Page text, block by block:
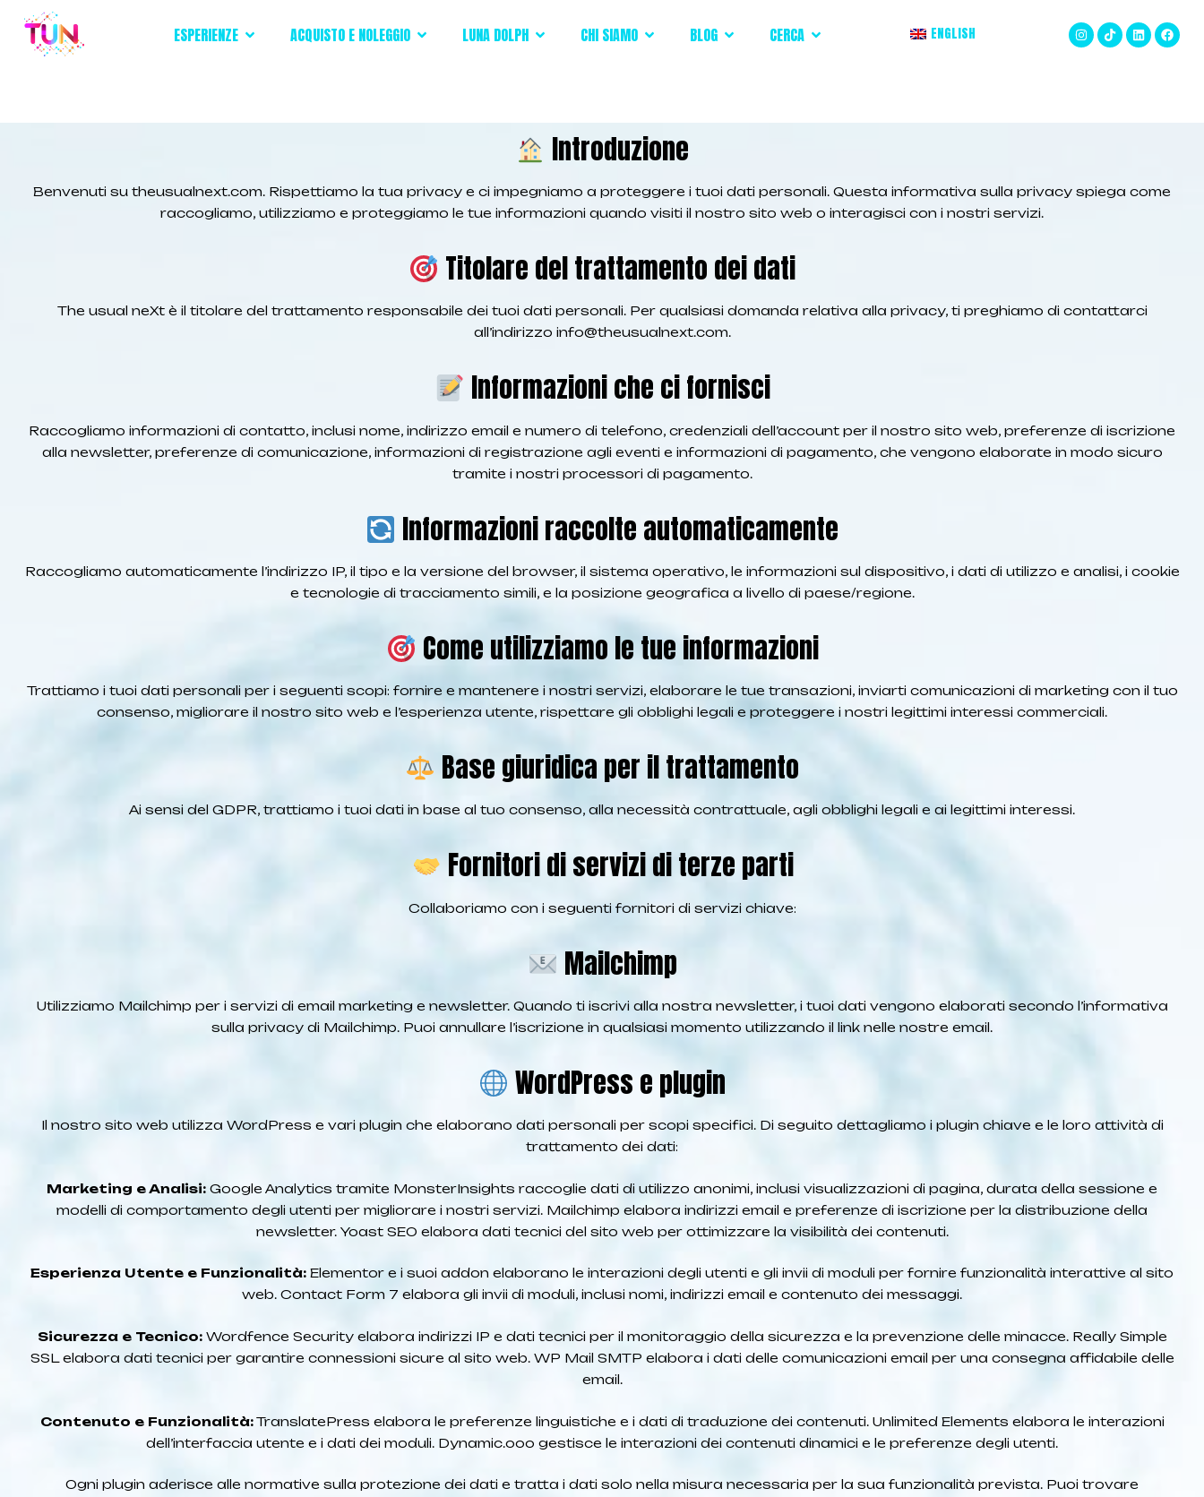
ESPERIENZE ACQUISTO E NOLEGGIO LUNA DOLPH CHI SIAMO BLOG CERCA ENGLISH
Introduzione
Benvenuti su theusualnext.com. Rispettiamo la tua privacy e ci impegniamo a proteggere i tuoi dati personali. Questa informativa sulla privacy spiega come
raccogliamo, utilizziamo e proteggiamo le tue informazioni quando visiti il nostro sito web o interagisci con i nostri servizi.
Titolare del trattamento dei dati
The usual neXt è il titolare del trattamento responsabile dei tuoi dati personali. Per qualsiasi domanda relativa alla privacy, ti preghiamo di contattarci
all’indirizzo info@theusualnext.com.
Informazioni che ci fornisci
Raccogliamo informazioni di contatto, inclusi nome, indirizzo email e numero di telefono, credenziali dell’account per il nostro sito web, preferenze di iscrizione
alla newsletter, preferenze di comunicazione, informazioni di registrazione agli eventi e informazioni di pagamento, che vengono elaborate in modo sicuro
tramite i nostri processori di pagamento.
Informazioni raccolte automaticamente
Raccogliamo automaticamente l’indirizzo IP, il tipo e la versione del browser, il sistema operativo, le informazioni sul dispositivo, i dati di utilizzo e analisi, i cookie
e tecnologie di tracciamento simili, e la posizione geografica a livello di paese/regione.
Come utilizziamo le tue informazioni
Trattiamo i tuoi dati personali per i seguenti scopi: fornire e mantenere i nostri servizi, elaborare le tue transazioni, inviarti comunicazioni di marketing con il tuo
consenso, migliorare il nostro sito web e l’esperienza utente, rispettare gli obblighi legali e proteggere i nostri legittimi interessi commerciali.
Base giuridica per il trattamento
Ai sensi del GDPR, trattiamo i tuoi dati in base al tuo consenso, alla necessità contrattuale, agli obblighi legali e ai legittimi interessi.
Fornitori di servizi di terze parti
Collaboriamo con i seguenti fornitori di servizi chiave:
Mailchimp
Utilizziamo Mailchimp per i servizi di email marketing e newsletter. Quando ti iscrivi alla nostra newsletter, i tuoi dati vengono elaborati secondo l’informativa
sulla privacy di Mailchimp. Puoi annullare l’iscrizione in qualsiasi momento utilizzando il link nelle nostre email.
WordPress e plugin
Il nostro sito web utilizza WordPress e vari plugin che elaborano dati personali per scopi specifici. Di seguito dettagliamo i plugin chiave e le loro attività di
trattamento dei dati:
Marketing e Analisi: Google Analytics tramite MonsterInsights raccoglie dati di utilizzo anonimi, inclusi visualizzazioni di pagina, durata della sessione e
modelli di comportamento degli utenti per migliorare i nostri servizi. Mailchimp elabora indirizzi email e preferenze di iscrizione per la distribuzione della
newsletter. Yoast SEO elabora dati tecnici del sito web per ottimizzare la visibilità dei contenuti.
Esperienza Utente e Funzionalità: Elementor e i suoi addon elaborano le interazioni degli utenti e gli invii di moduli per fornire funzionalità interattive al sito
web. Contact Form 7 elabora gli invii di moduli, inclusi nomi, indirizzi email e contenuto dei messaggi.
Sicurezza e Tecnico:Wordfence Security elabora indirizzi IP e dati tecnici per il monitoraggio della sicurezza e la prevenzione delle minacce. Really Simple
SSL elabora dati tecnici per garantire connessioni sicure al sito web. WP Mail SMTP elabora i dati delle comunicazioni email per una consegna affidabile delle
email.
Contenuto e Funzionalità:TranslatePress elabora le preferenze linguistiche e i dati di traduzione dei contenuti. Unlimited Elements elabora le interazioni
dell’interfaccia utente e i dati dei moduli. Dynamic.ooo gestisce le interazioni dei contenuti dinamici e le preferenze degli utenti.
Ogni plugin aderisce alle normative sulla protezione dei dati e tratta i dati solo nella misura necessaria per la sua funzionalità prevista. Puoi trovare